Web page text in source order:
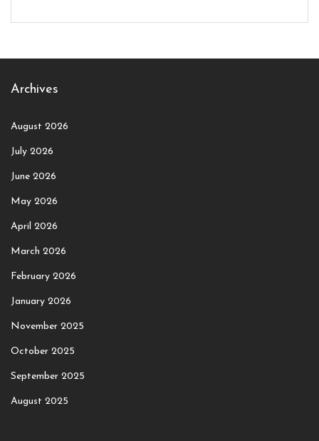
Archives
August 2026
July 2026
June 2026
May 2026
April 2026
March 2026
February 2026
January 2026
November 2025
October 2025
September 2025
August 2025